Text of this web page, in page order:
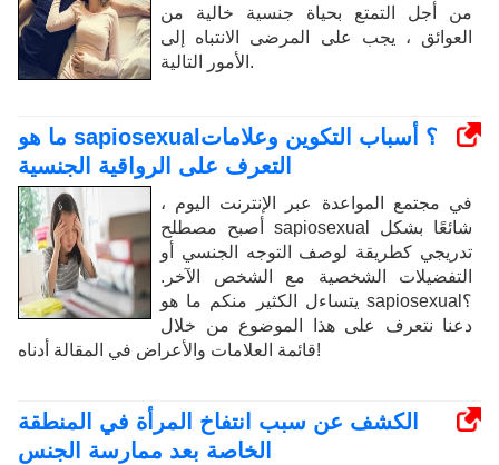
من أجل التمتع بحياة جنسية خالية من
العوائق ، يجب على المرضى الانتباه إلى
الأمور التالية.
ما هو sapiosexual؟ أسباب التكوين وعلامات
التعرف على الرواقية الجنسية
في مجتمع المواعدة عبر الإنترنت اليوم ،
أصبح مصطلح sapiosexual شائعًا بشكل
تدريجي كطريقة لوصف التوجه الجنسي أو
التفضيلات الشخصية مع الشخص الآخر.
يتساءل الكثير منكم ما هو sapiosexual؟
دعنا نتعرف على هذا الموضوع من خلال
قائمة العلامات والأعراض في المقالة أدناه!
الكشف عن سبب انتفاخ المرأة في المنطقة
الخاصة بعد ممارسة الجنس